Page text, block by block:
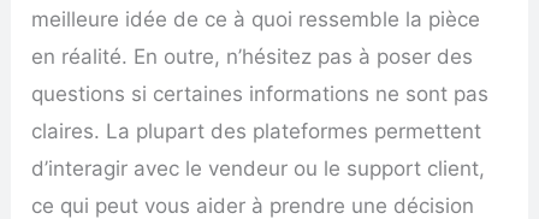
meilleure idée de ce à quoi ressemble la pièce
en réalité. En outre, n’hésitez pas à poser des
questions si certaines informations ne sont pas
claires. La plupart des plateformes permettent
d’interagir avec le vendeur ou le support client,
ce qui peut vous aider à prendre une décision